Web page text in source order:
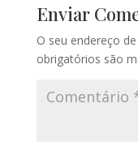
Enviar
O seu endereço
obrigatórios são